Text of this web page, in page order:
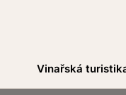
Vinařská